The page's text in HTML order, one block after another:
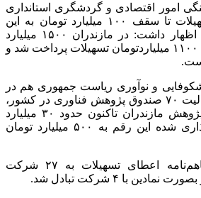
امور اقتصادی و گردشگری استانداری
مازندران از اعطای تسهیلات تا سقف ۱۰۰ میلیارد تومان به این
شرکت‌ها سخن گفت و اظهار داشت: در مازندران ۱۵۰۰ میلیارد
تومان مصوبه داشتیم که ۱۱۰۰ میلیاردتومان تسهیلات پرداخت شد و
و نوآوری ریاست جمهوری هم در
این دیدار با اشاره به فعالیت ۷۰ صندوق پژوهش فناوری در کشور،
گفت: سرمایه صندوق پژوهش مازندران تاکنون حدود ۳۰ میلیارد
تومان است که هدف‌گذاری شده این رقم به ۵۰۰ میلیارد تومان
در پایان این دیدار، تفاهم‌نامه اعطای تسهیلات به ۲۷ شرکت
با ۴ شرکت تبادل شد.